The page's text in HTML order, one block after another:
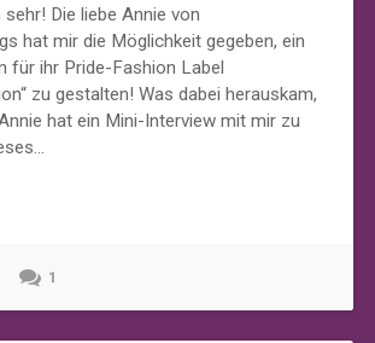
Die liebe Annie von
hat mir die Möglichkeit gegeben, ein
für ihr Pride-Fashion Label
zu gestalten! Was dabei herauskam,
hat ein Mini-Interview mit mir zu
1